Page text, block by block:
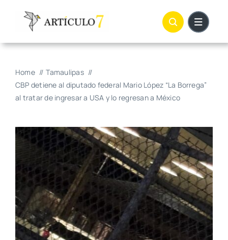
Home
Tamaulipas
CBP detiene al diputado federal Mario López “La Borrega”
al tratar de ingresar a USA y lo regresan a México